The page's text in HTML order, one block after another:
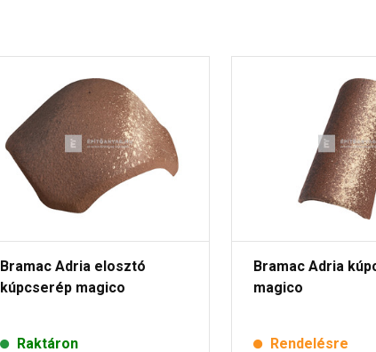
Bramac Adria elosztó
kúpcserép magico
Raktáron
Bramac Adria
magico
Rendelésre